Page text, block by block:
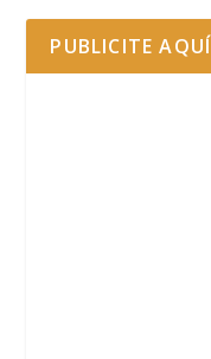
PUBLICITE AQUÍ